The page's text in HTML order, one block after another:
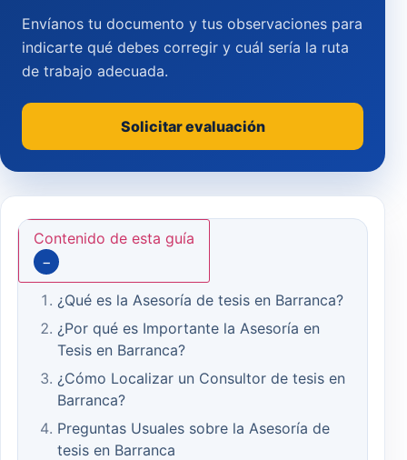
Contenido de esta guía
−
¿Qué es la Asesoría de tesis en Barranca?
¿Por qué es Importante la Asesoría en
Tesis en Barranca?
¿Cómo Localizar un Consultor de tesis en
Barranca?
Preguntas Usuales sobre la Asesoría de
tesis en Barranca
Envíanos tu documento y tus observaciones para
indicarte qué debes corregir y cuál sería la ruta
de trabajo adecuada.
Solicitar evaluación